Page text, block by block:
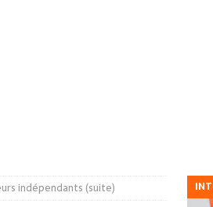
indépendants (suite)